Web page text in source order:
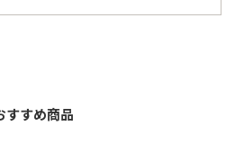
すすめ商品